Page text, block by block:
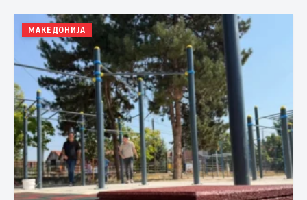
МАКЕДОНИЈА